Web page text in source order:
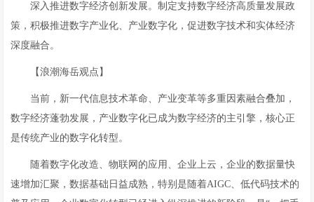
深入推进数字经济创新发展。制定支持数字经济高质量发展政
策，积极推进数字产业化、产业数字化，促进数字技术和实体经济
深度融合。
【浪潮海岳观点】
当前，新一代信息技术革命、产业变革等多重因素融合叠加，
数字经济蓬勃发展，产业数字化已成为数字经济的主引擎，核心正
是传统产业的数字化转型。
随着数字化改造、物联网的应用、企业上云，企业的数据量快
速增加汇聚，数据基础日益成熟，特别是随着AIGC、低代码技术的